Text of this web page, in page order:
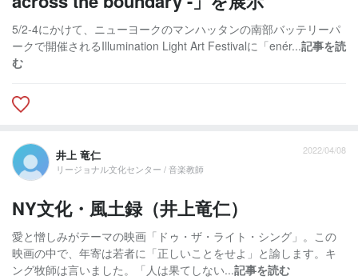
5/2-4にかけて、ニューヨークのマンハッタンの南部バッテリーパ
ークで開催されるIllumination Light Art Festivalに「enér...記事を読
む
井上 竜仁
リージョナル文化センター / 音楽教師
2022/04/08
NY文化・風土録（井上竜仁）
愛と憎しみがテーマの映画「ドゥ・ザ・ライト・シング」。この
映画の中で、年寄は若者に「正しいことをせよ」と諭します。キ
ング牧師は言いました。「人は果てしない...記事を読む